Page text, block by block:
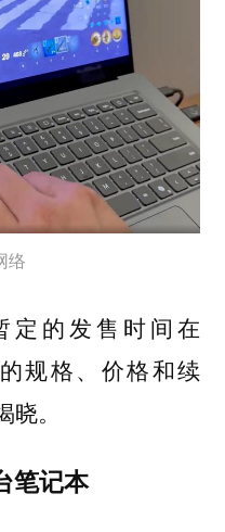
络
定的发售时间在
规格、价格和续
。
笔记本